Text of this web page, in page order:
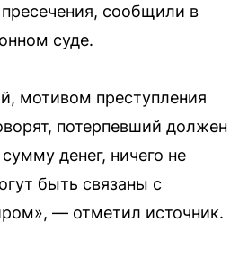
сообщили в
суде.
мотивом преступления
потерпевший должен
денег, ничего не
быть связаны с
— отметил источник.